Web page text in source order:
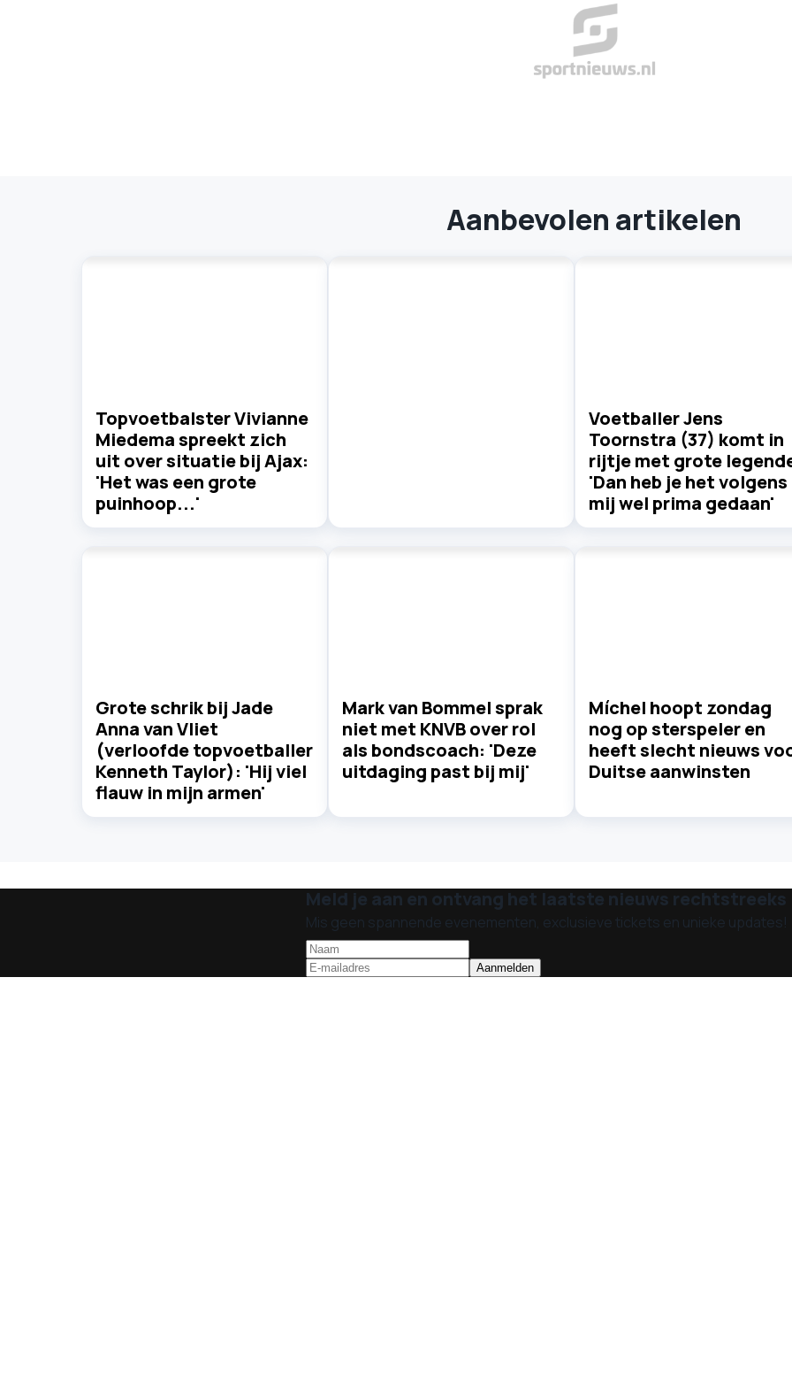
Aanbevolen artikelen
Topvoetbalster Vivianne
Miedema spreekt zich
uit over situatie bij Ajax:
'Het was een grote
puinhoop...'
Voetballer Jens
Toornstra (37) komt in
rijtje met grote
'Dan heb je het volgens
mij wel prima gedaan'
Grote schrik bij Jade
Anna van Vliet
(verloofde topvoetballer
Kenneth Taylor): 'Hij viel
flauw in mijn armen'
Mark van Bommel sprak
niet met KNVB over rol
als bondscoach: 'Deze
uitdaging past bij mij'
Míchel hoopt zondag
nog op sterspeler en
heeft slecht nieuws
Duitse aanwinsten
Meld je aan en ontvang het laatste nieuws rechtstreeks
Mis geen spannende evenementen, exclusieve tickets en unieke updates!